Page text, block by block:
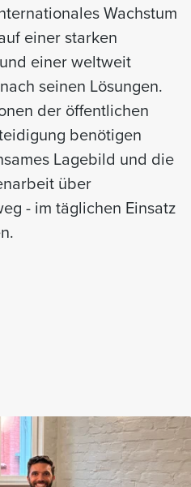
Wachstum
einer starken
einer weltweit
seinen Lösungen.
der öffentlichen
benötigen
Lagebild und die
über
- im täglichen Einsatz